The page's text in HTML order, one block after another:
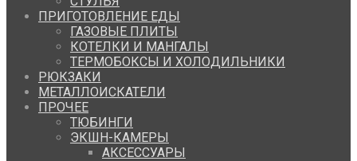
ПРИГОТОВЛЕНИЕ ЕДЫ
ГАЗОВЫЕ ПЛИТЫ
КОТЕЛКИ И МАНГАЛЫ
ТЕРМОБОКСЫ И ХОЛОДИЛЬНИКИ
РЮКЗАКИ
МЕТАЛЛОИСКАТЕЛИ
ПРОЧЕЕ
ТЮБИНГИ
ЭКШН-КАМЕРЫ
АКСЕССУАРЫ